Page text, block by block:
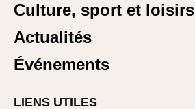
Culture, sport et loisirs
Actualités
Événements
LIENS UTILES